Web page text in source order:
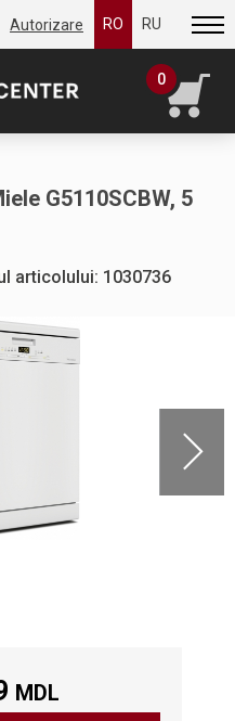
Autorizare RO RU
0
G5110SCBW, 5
articolului: 1030736
MDL